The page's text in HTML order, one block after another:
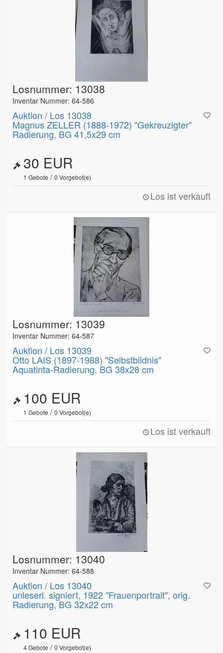
Losnummer: 13038
Inventar Nummer: 64-586
Auktion / Los 13038
Magnus ZELLER (1888-1972) "Gekreuzigter"
Radierung, BG 41,5x29 cm
30 EUR
1 Gebote / 0 Vorgebot(e)
Los ist verkauft
Losnummer: 13039
Inventar Nummer: 64-587
Auktion / Los 13039
Otto LAIS (1897-1988) "Selbstbildnis"
Aquatinta-Radierung, BG 38x28 cm
100 EUR
1 Gebote / 0 Vorgebot(e)
Los ist verkauft
Losnummer: 13040
Inventar Nummer: 64-588
Auktion / Los 13040
unleserl. signiert, 1922 "Frauenportrait", orig.
Radierung, BG 32x22 cm
110 EUR
4Gebote / 0 Vorgebot(e)